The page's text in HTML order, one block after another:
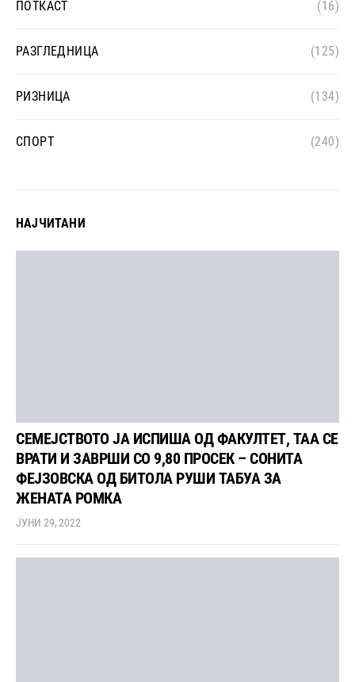
ПОТКАСТ (16)
РАЗГЛЕДНИЦА (125)
РИЗНИЦА (134)
СПОРТ (240)
НАЈЧИТАНИ
СЕМЕЈСТВОТО ЈА ИСПИША ОД ФАКУЛТЕТ, ТАА СЕ
ВРАТИ И ЗАВРШИ СО 9,80 ПРОСЕК – СОНИТА
ФЕЈЗОВСКА ОД БИТОЛА РУШИ ТАБУА ЗА
ЖЕНАТА РОМКА
ЈУНИ 29, 2022